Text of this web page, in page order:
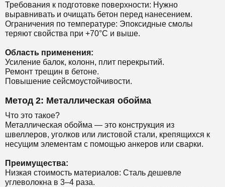
Требования к подготовке поверхности: Нужно
выравнивать и очищать бетон перед нанесением.
Ограничения по температуре: Эпоксидные смолы
теряют свойства при +70°C и выше.
Область применения:
Усиление балок, колонн, плит перекрытий.
Ремонт трещин в бетоне.
Повышение сейсмоустойчивости.
Метод 2: Металлическая обойма
Что это такое?
Металлическая обойма — это конструкция из
швеллеров, уголков или листовой стали, крепящихся к
несущим элементам с помощью анкеров или сварки.
Преимущества:
Низкая стоимость материалов: Сталь дешевле
углеволокна в 3–4 раза.